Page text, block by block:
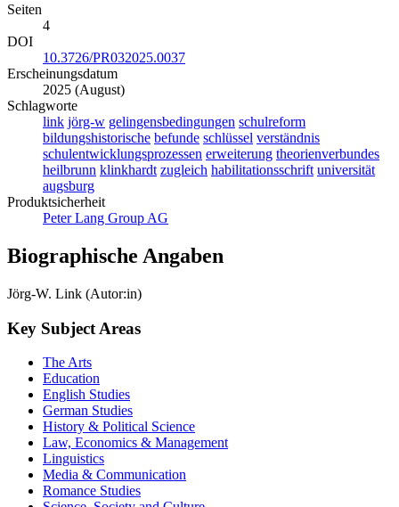
Schlagworte
link
schulentwicklungsprozessen
heilbrunn klinkhardt
augsburg
Produktsicherheit
Peter Lang Group AG
Biographische Angaben
Jörg-W. Link (Autor:in)
Key Subject Areas
The Arts
English Studies
History & Political Science
Linguistics
Media & Communication
Romance Studies
Science, Society and Culture
Slavic Studies
Theology & Philosophy
Peter Lang Classics
Veranstaltungen